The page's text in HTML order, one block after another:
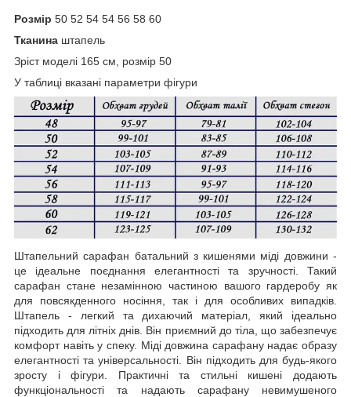
Розмір 50 52 54 54 56 58 60
Тканина штапель
Зріст моделі 165 см, розмір 50
У таблиці вказані параметри фігури
Штапельний сарафан батальний з кишенями міді довжини -
це ідеальне поєднання елегантності та зручності. Такий
сарафан стане незамінною частиною вашого гардеробу як
для повсякденного носіння, так і для особливих випадків.
Штапель - легкий та дихаючий матеріал, який ідеально
підходить для літніх днів. Він приємний до тіла, що забезпечує
комфорт навіть у спеку. Міді довжина сарафану надає образу
елегантності та універсальності. Він підходить для будь-якого
зросту і фігури. Практичні та стильні кишені додають
функціональності та надають сарафану невимушеного